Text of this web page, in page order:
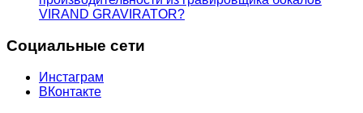
VIRAND GRAVIRATOR?
Социальные сети
Инстаграм
ВКонтакте